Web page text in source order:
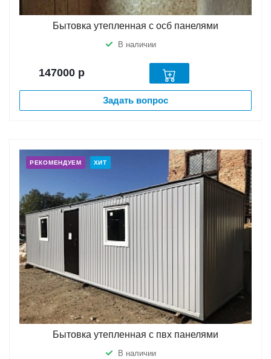
Бытовка утепленная с осб панелями
В наличии
147000 р
Задать вопрос
РЕКОМЕНДУЕМ ХИТ
Бытовка утепленная с пвх панелями
В наличии